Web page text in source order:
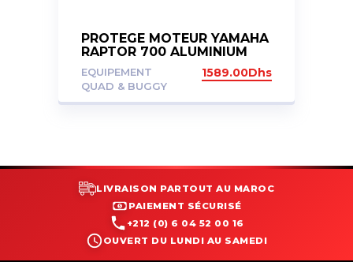
PROTEGE MOTEUR YAMAHA
RAPTOR 700 ALUMINIUM
ICE POLISH
EQUIPEMENT
QUAD & BUGGY
1589.00Dhs
LIVRAISON PARTOUT AU MAROC
PAIEMENT SÉCURISÉ
+212 (0) 6 04 52 00 16
OUVERT DU LUNDI AU SAMEDI